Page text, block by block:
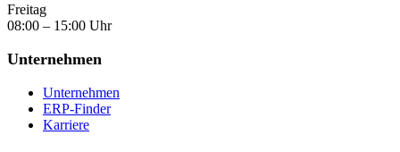
Freitag
08:00 – 15:00 Uhr
Unternehmen
Unternehmen
ERP-Finder
Karriere